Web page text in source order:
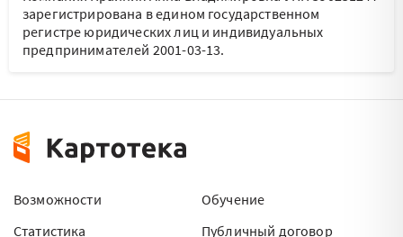
зарегистрирована в едином государственном
регистре юридических лиц и индивидуальных
предпринимателей 2001-03-13.
Возможности
Статистика
Обучение
Публичный договор